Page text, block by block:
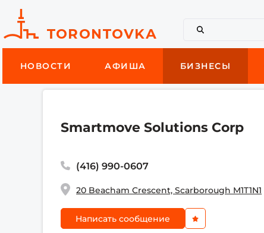
НОВОСТИ АФИША БИЗНЕСЫ
Smartmove Solutions Corp
(416) 990-0607
20 Beacham Crescent, Scarborough M1T1N1
Написать сообщение